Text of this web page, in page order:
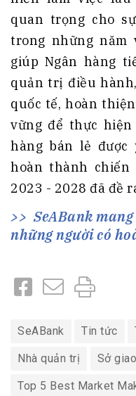
quan trọng cho
trong những năm
giúp Ngân hàng
quản trị điều
quốc tế, hoàn
vững để thực
hàng bán lẻ
hoàn thành
2023 - 2028 đã đề
SeABank
những người có
SeABank Tin tức
Nhà quản trị Sở
Top 5 Best Market